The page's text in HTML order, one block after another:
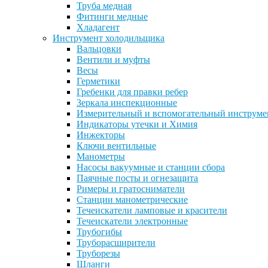
Труба медная
Фитинги медные
Хладагент
Инструмент холодильщика
Вальцовки
Вентили и муфты
Весы
Герметики
Гребенки для правки ребер
Зеркала инспекционные
Измерительный и вспомогательный
Индикаторы утечки и Химия
Инжекторы
Ключи вентильные
Манометры
Насосы вакуумные и станции сбора
Паячные посты и огнезащита
Римеры и гратосниматели
Станции манометрические
Течеискатели ламповые и красители
Течеискатели электронные
Трубогибы
Труборасширители
Труборезы
Шланги